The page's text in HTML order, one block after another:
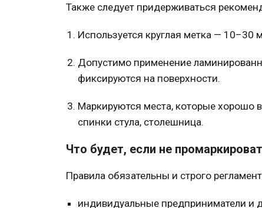
Также следует придерживаться
Используется круглая метка —
Допустимо применение
фиксируются на поверхности.
Маркируются места, которые хорошо
спинки стула, столешница.
Что будет, если не
Правила обязательны и строго
индивидуальные предприниматели и